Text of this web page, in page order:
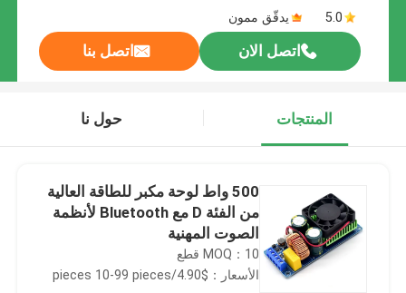
5.0
يدقّق ممون
اتصل الان اتصل بنا
المنتجات حول نا
500 واط لوحة مكبر للطاقة العالية
من الفئة D مع Bluetooth لأنظمة
الصوت المهنية
MOQ：10 قطع
الأسعار：$4.90/pieces 10-99 pieces